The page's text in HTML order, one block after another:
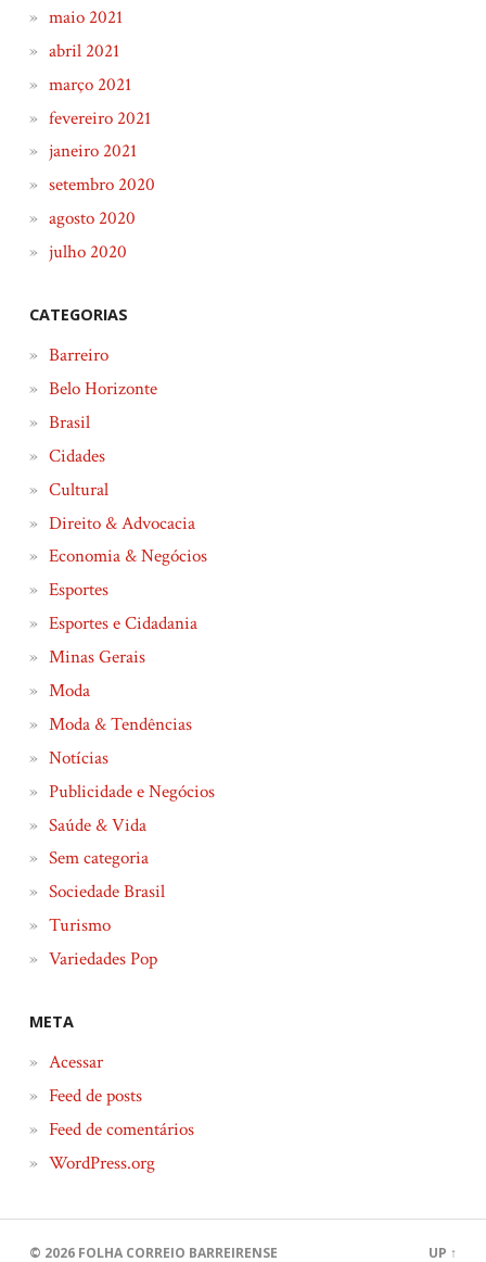
maio 2021
abril 2021
março 2021
fevereiro 2021
janeiro 2021
setembro 2020
agosto 2020
julho 2020
CATEGORIAS
Barreiro
Belo Horizonte
Brasil
Cidades
Cultural
Direito & Advocacia
Economia & Negócios
Esportes
Esportes e Cidadania
Minas Gerais
Moda
Moda & Tendências
Notícias
Publicidade e Negócios
Saúde & Vida
Sem categoria
Sociedade Brasil
Turismo
Variedades Pop
META
Acessar
Feed de posts
Feed de comentários
WordPress.org
© 2026 FOLHA CORREIO BARREIRENSE UP ↑